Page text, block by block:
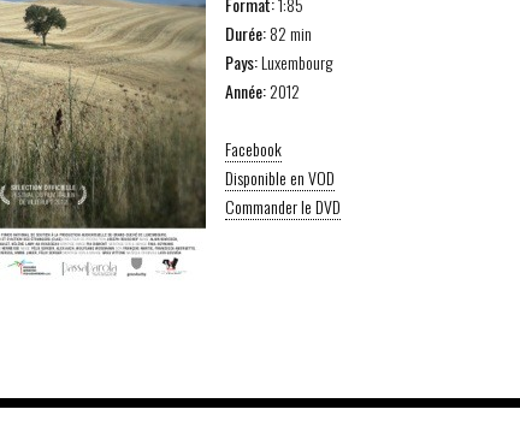
Durée:82 min
Pays:Luxembourg
Année:2012
Facebook
Disponible en VOD
Commander le DVD